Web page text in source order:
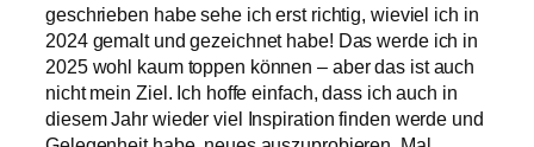
geschrieben habe sehe ich erst richtig, wieviel ich in
2024 gemalt und gezeichnet habe! Das werde ich in
2025 wohl kaum toppen können – aber das ist auch
nicht mein Ziel. Ich hoffe einfach, dass ich auch in
diesem Jahr wieder viel Inspiration finden werde und